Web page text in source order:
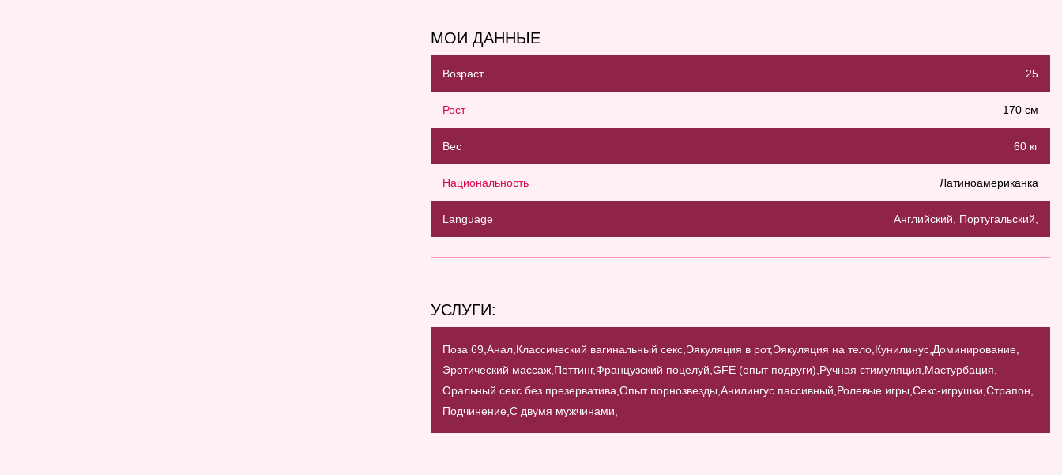
МОИ ДАННЫЕ
Возраст 25
Рост 170 см
Вес 60 кг
Национальность Латиноамериканка
Language Английский, Португальский,
УСЛУГИ:
Поза 69, Анал, Классический вагинальный секс, Эякуляция в рот,Эякуляция на тело, Кунилинус, Доминирование,
Эротический массаж, Петтинг,Французский поцелуй, GFE (опыт подруги), Ручная стимуляция, Мастурбация,
Оральный секс без презерватива, Опыт порнозвезды, Анилингус пассивный, Ролевые игры, Секс-игрушки, Страпон,
Подчинение, С двумя мужчинами,